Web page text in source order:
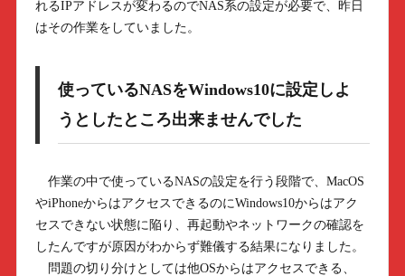
れるIPアドレスが変わるのでNAS系の設定が必要で、昨日
はその作業をしていました。
使っているNASをWindows10に設定しよ
うとしたところ出来ませんでした
作業の中で使っているNASの設定を行う段階で、MacOS
やiPhoneからはアクセスできるのにWindows10からはアク
セスできない状態に陥り、再起動やネットワークの確認を
したんですが原因がわからず難儀する結果になりました。
問題の切り分けとしては他OSからはアクセスできる、